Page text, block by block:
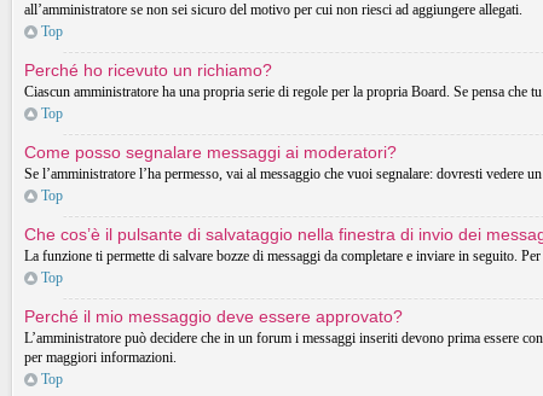
all’amministratore se non sei sicuro del motivo per cui non riesci ad aggiungere allegati.
Top
Perché ho ricevuto un richiamo?
Ciascun amministratore ha una propria serie di regole per la propria Board. Se pensa
Top
Come posso segnalare messaggi ai moderatori?
Se l’amministratore l’ha permesso, vai al messaggio che vuoi segnalare: dovresti vedere
Top
Che cos’è il pulsante di salvataggio nella finestra di invio dei
La funzione ti permette di salvare bozze di messaggi da completare e inviare in seguito.
Top
Perché il mio messaggio deve essere approvato?
L’amministratore può decidere che in un forum i messaggi inseriti devono prima essere
per maggiori informazioni.
Top